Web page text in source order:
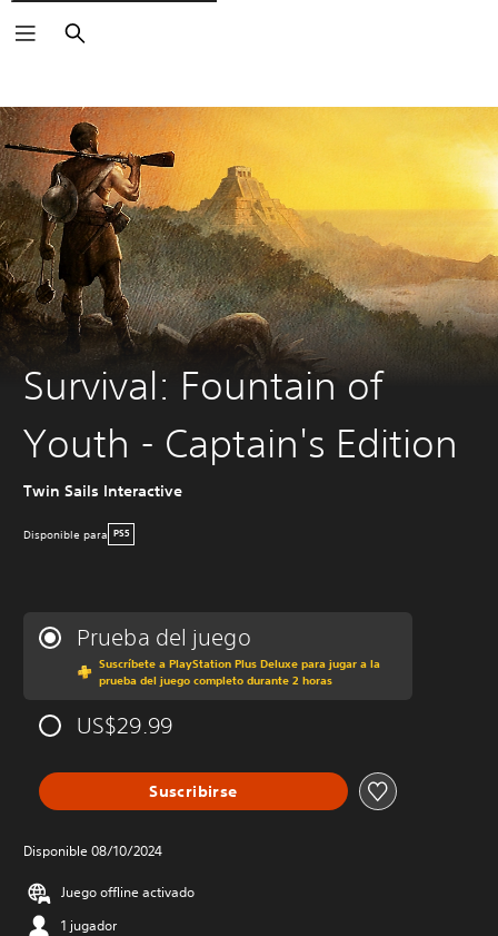
Buscar
Survival: Fountain of
Youth - Captain's Edition
Twin Sails Interactive
Disponible para PS5
Prueba del juego
Suscríbete a PlayStation Plus Deluxe para jugar a la
prueba del juego completo durante 2 horas
US$29.99
Suscribirse
Disponible 08/10/2024
Juego offline activado
1 jugador